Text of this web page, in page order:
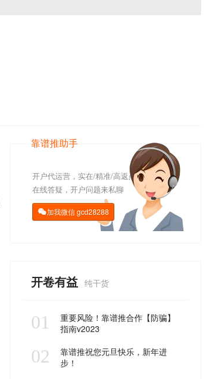
靠谱推助手
开户代运营，实在/精准/高返点
在线答疑，开户问题来私聊
加我微信gcd28288
开卷有益 纯干货
01
重要风险！靠谱推合作【防骗】
指南v2023
02
靠谱推祝您元旦快乐，新年进
步！